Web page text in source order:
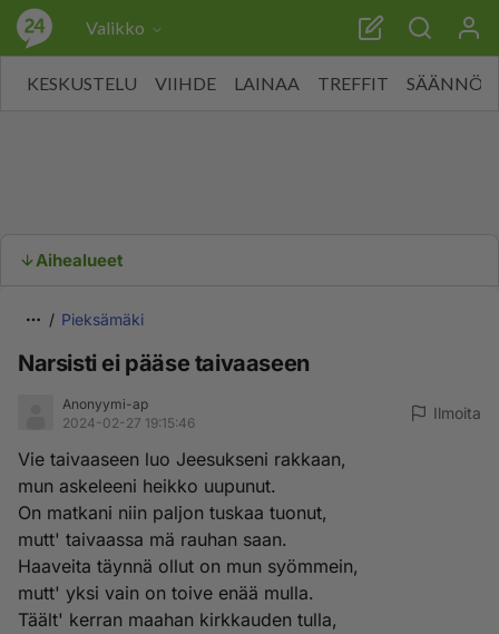
Valikko
KESKUSTELU VIIHDE LAINAA TREFFIT SÄÄNNÖT
Aihealueet
Pieksämäki
Narsisti ei pääse taivaaseen
Anonyymi-ap
2024-02-27 19:15:46
Ilmoita
Vie taivaaseen luo Jeesukseni rakkaan,
mun askeleeni heikko uupunut.
On matkani niin paljon tuskaa tuonut,
mutt' taivaassa mä rauhan saan.
Haaveita täynnä ollut on mun syömmein,
mutt' yksi vain on toive enää mulla.
Täält' kerran maahan kirkkauden tulla,